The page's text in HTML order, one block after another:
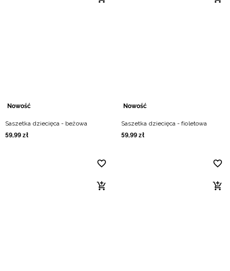
Nowość
Saszetka dziecięca - beżowa
59,99 zł
Nowość
Saszetka dziecięca - fioletowa
59,99 zł